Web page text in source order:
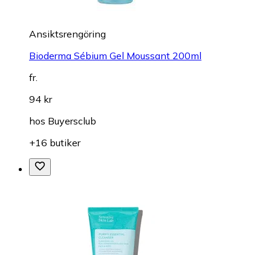
Ansiktsrengöring
Bioderma Sébium Gel Moussant 200ml
fr.
94 kr
hos Buyersclub
+16 butiker